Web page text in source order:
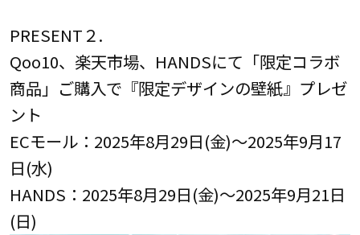
PRESENT２.
Qoo10、楽天市場、HANDSにて「限定コラボ
商品」ご購入で『限定デザインの壁紙』プレゼ
ント
ECモール：2025年8月29日(金)～2025年9月17
日(水)
HANDS：2025年8月29日(金)～2025年9月21日
(日)